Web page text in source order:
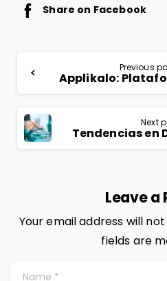
Share on Facebook
Previous
Next
Leave a
Your email address will
fields are
Name